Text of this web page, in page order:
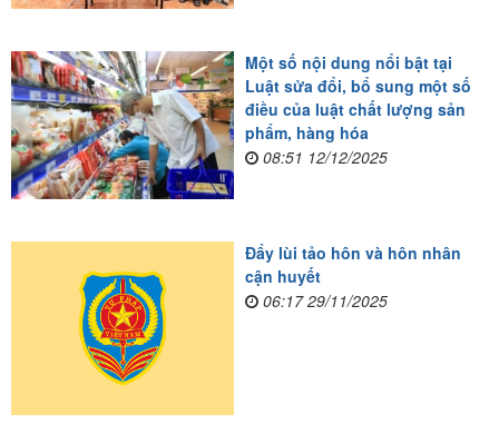
Một số nội dung nổi bật tại
Luật sửa đổi, bổ sung một số
điều của luật chất lượng sản
phẩm, hàng hóa
08:51 12/12/2025
Đẩy lùi tảo hôn và hôn nhân
cận huyết
06:17 29/11/2025